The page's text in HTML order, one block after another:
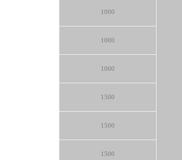
1000
1000
1000
1500
1500
1500